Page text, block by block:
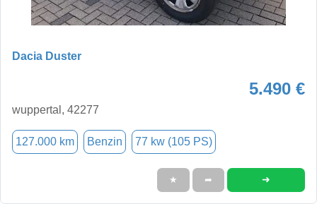
Dacia Duster
5.490 €
wuppertal, 42277
127.000 km Benzin 77 kw (105 PS)
★ ➦ ➜